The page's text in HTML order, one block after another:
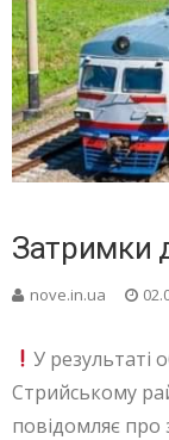
Затримки
nove.in.ua
У результаті
Стрийському
повідомляє про